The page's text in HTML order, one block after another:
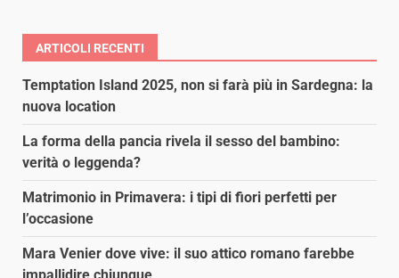
articoli
ARTICOLI RECENTI
Temptation Island 2025, non si farà più in Sardegna: la
nuova location
La forma della pancia rivela il sesso del bambino:
verità o leggenda?
Matrimonio in Primavera: i tipi di fiori perfetti per
l’occasione
Mara Venier dove vive: il suo attico romano farebbe